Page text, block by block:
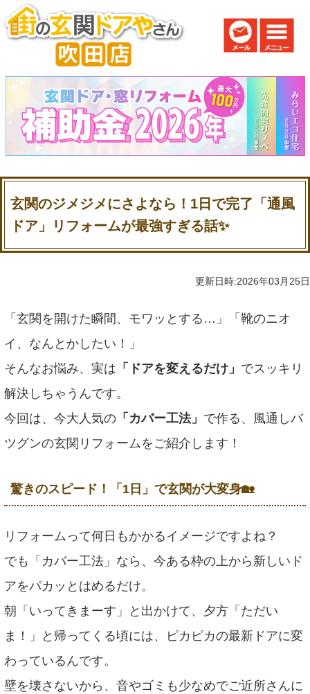
玄関のジメジメにさよなら！1日で完了「通風
ドア」リフォームが最強すぎる話✨
更新日時:2026年03月25日
「玄関を開けた瞬間、モワッとする…」「靴のニオ
イ、なんとかしたい！」
そんなお悩み、実は 「ドアを変えるだけ」 でスッキリ
解決しちゃうんです。
今回は、今大人気の 「カバー工法」 で作る、風通しバ
ツグンの玄関リフォームをご紹介します！
驚きのスピード！「1日」で玄関が大変身🏡
リフォームって何日もかかるイメージですよね？
でも「カバー工法」なら、今ある枠の上から新しいド
アをパカッとはめるだけ。
朝「いってきまーす」と出かけて、夕方「ただい
ま！」と帰ってくる頃には、ピカピカの最新ドアに変
わっているんです。
壁を壊さないから、音やゴミも少なめでご近所さんに